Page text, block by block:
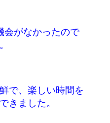
会がなかったので
で、楽しい時間を
きました。